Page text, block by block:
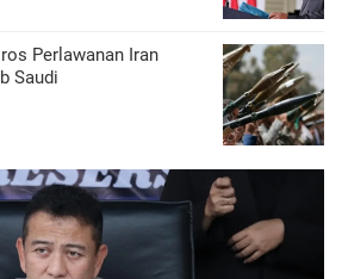
Perlawanan Iran
Saudi